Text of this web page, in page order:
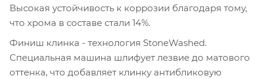
Высокая устойчивость к коррозии благодаря тому,
что хрома в составе стали 14%.
Финиш клинка - технология StoneWashed.
Специальная машина шлифует лезвие до матового
оттенка, что добавляет клинку антибликовую